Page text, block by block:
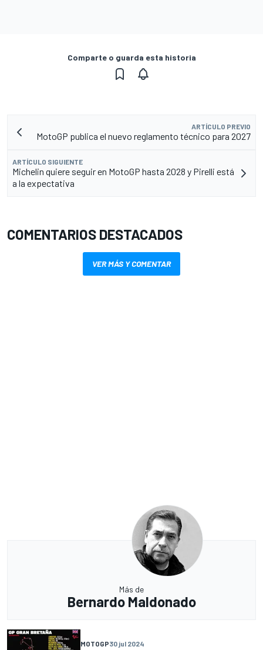
Comparte o guarda esta historia
ARTÍCULO PREVIO
MotoGP publica el nuevo reglamento técnico para 2027
ARTÍCULO SIGUIENTE
Michelin quiere seguir en MotoGP hasta 2028 y Pirelli está
a la expectativa
COMENTARIOS DESTACADOS
VER MÁS Y COMENTAR
Más de
Bernardo Maldonado
MOTOGP30 jul 2024